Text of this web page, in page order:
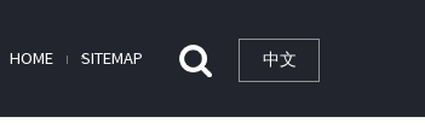
HOME SITEMAP 中文